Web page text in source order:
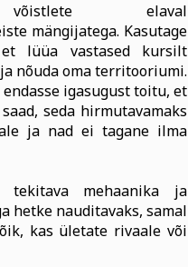
võistlete elaval
mängijatega. Kasutage
lüüa vastased kursilt
nõuda oma territooriumi.
igasugust toitu, et
seda hirmutavamaks
ja nad ei tagane ilma
mehaanika ja
hetke nauditavaks, samal
kas ületate rivaale või